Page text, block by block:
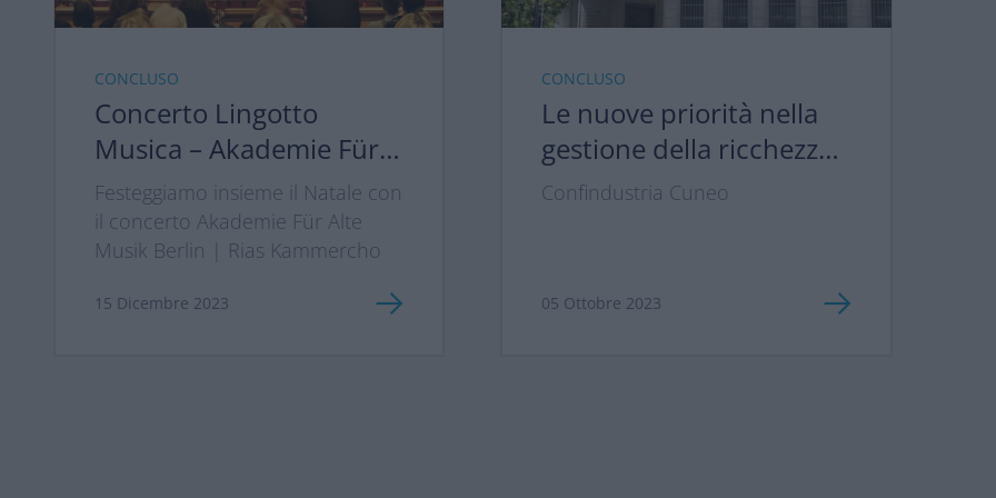
CONCLUSO
Concerto Lingotto
Musica – Akademie Für
Alte Musik Berlin | Rias
Kammerchor
Festeggiamo insieme il Natale con
il concerto Akademie Für Alte
Musik Berlin | Rias Kammercho
15 Dicembre 2023
CONCLUSO
Le nuove priorità nella
gestione della ricchezza:
tra longevità, inflazione e
Confindustria Cuneo
05 Ottobre 2023